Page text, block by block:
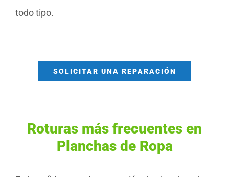
todo tipo.
SOLICITAR UNA REPARACIÓN
Roturas más frecuentes en
Planchas de Ropa